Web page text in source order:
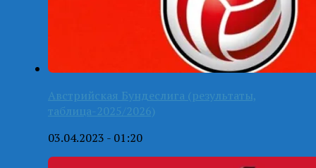
Австрийская Бундеслига (результаты,
таблица-2025/2026)
03.04.2023 - 01:20